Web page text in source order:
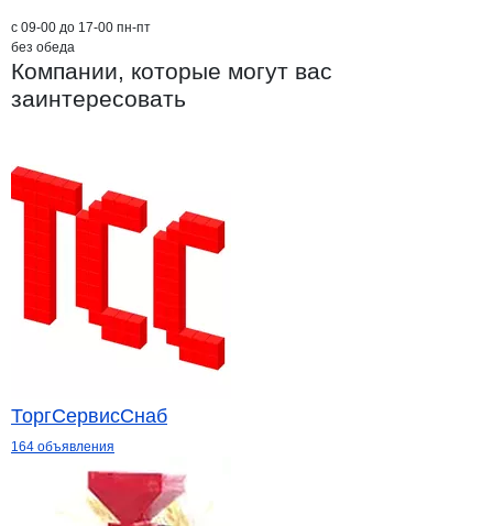
с 09-00 до 17-00 пн-пт
без обеда
Компании, которые могут вас
заинтересовать
ТоргСервисСнаб
164 объявления